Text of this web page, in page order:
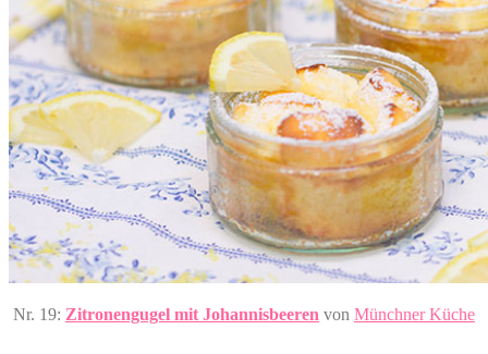
Nr. 19: Zitronengugel mit Johannisbeeren von Münchner Küche